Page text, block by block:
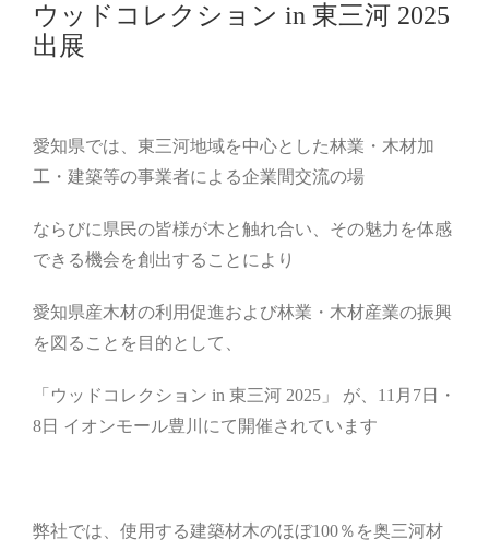
ウッドコレクション in 東三河 2025
出展
愛知県では、東三河地域を中心とした林業・木材加
工・建築等の事業者による企業間交流の場
ならびに県民の皆様が木と触れ合い、その魅力を体感
できる機会を創出することにより
愛知県産木材の利用促進および林業・木材産業の振興
を図ることを目的として、
「ウッドコレクション in 東三河 2025」 が、11月7日・
8日 イオンモール豊川にて開催されています
弊社では、使用する建築材木のほぼ100％を奥三河材